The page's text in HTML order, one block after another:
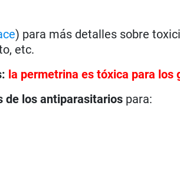
) para más detalles sobre
etc.
la permetrina es tóxica para los
de los antiparasitarios para: